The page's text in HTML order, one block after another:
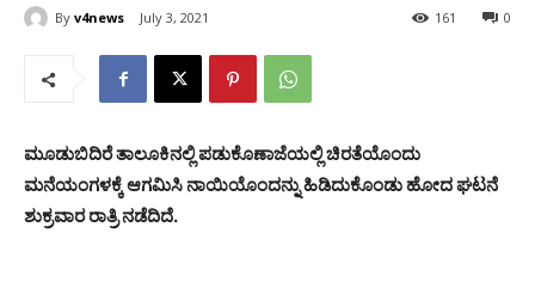
By v4news July 3, 2021 0
161
ಮೂಡುಬಿದಿರೆ ತಾಲೂಕಿನಲ್ಲಿ ಪಡುಕೊಣಾಜೆಯಲ್ಲಿ ಚಿರತೆಯೊಂದು
ಮನೆಯಂಗಳಕ್ಕೆ ಆಗಮಿಸಿ ನಾಯಿಯೊಂದನ್ನು ಹಿಡಿದುಕೊಂಡು ಹೋದ ಘಟನೆ
ಶುಕ್ರವಾರ ರಾತ್ರಿ ನಡೆದಿದೆ.